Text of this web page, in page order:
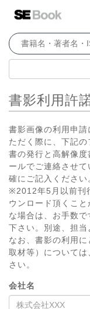
書影利用許
書影画像の利用申
ただく際に、下記
書の発行と高解像
ールでご連絡させ
確にご記入ください
※2012年5月以前刊
ウンロード頂くこ
な場合は、お手数
下さい。別途、担当
なお、書影の利用に
取材等）については
さい。
会社名